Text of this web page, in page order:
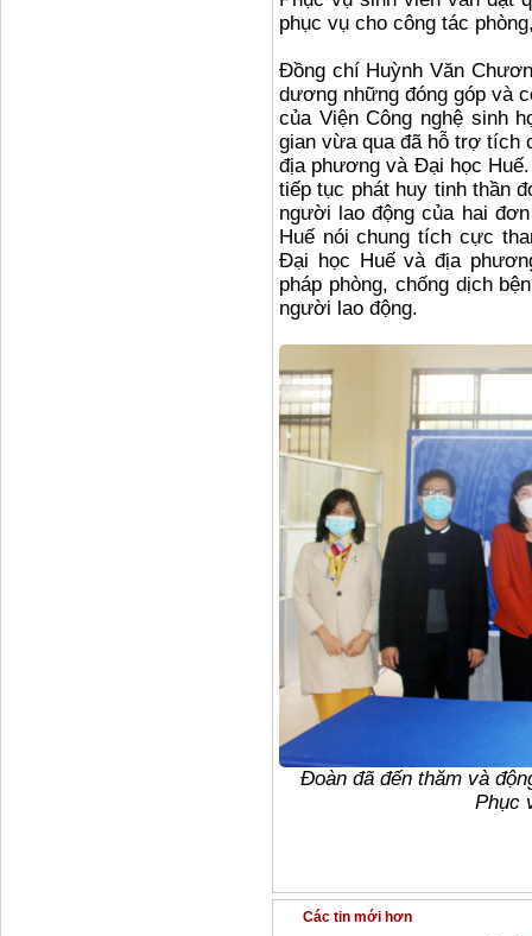
phục vụ cho công tác
Đồng chí Huỳnh Văn
dương những đóng góp và
của Viện Công nghệ sinh
gian vừa qua đã hỗ trợ tích
địa phương và Đại học
tiếp tục phát huy tinh thần
người lao động của hai
Huế nói chung tích cực
Đại học Huế và địa
pháp phòng, chống dịch
người lao động.
Đoàn đã đến thăm và
Phục
Các tin mới hơn